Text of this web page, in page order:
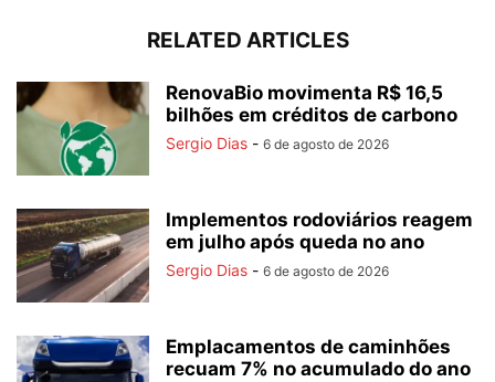
RELATED ARTICLES
RenovaBio movimenta R$ 16,5
bilhões em créditos de carbono
Sergio Dias - 6 de agosto de 2026
Implementos rodoviários reagem
em julho após queda no ano
Sergio Dias - 6 de agosto de 2026
Emplacamentos de caminhões
recuam 7% no acumulado do ano